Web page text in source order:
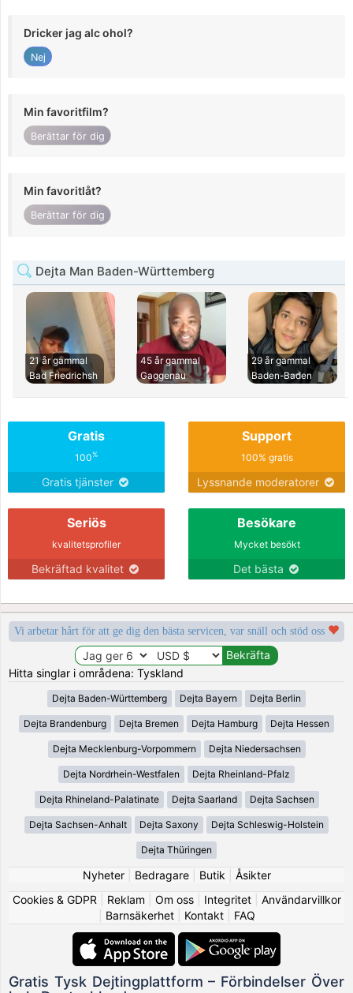
Dricker jag alc ohol?
Nej
Min favoritfilm?
Berättar för dig
Min favoritlåt?
Berättar för dig
Dejta Man Baden-Württemberg
21 år gammal
Bad Friedrichsh
45 år gammal
Gaggenau
29 år gammal
Baden-Baden
Gratis
100%
Gratis tjänster
Support
100% gratis
Lyssnande moderatorer
Seriös
kvalitetsprofiler
Bekräftad kvalitet
Besökare
Mycket besökt
Det bästa
Vi arbetar hårt för att ge dig den bästa servicen, var snäll och stöd oss
Hitta singlar i områdena: Tyskland
Dejta Baden-Württemberg Dejta Bayern Dejta Berlin
Dejta Brandenburg Dejta Bremen Dejta Hamburg Dejta Hessen
Dejta Mecklenburg-Vorpommern Dejta Niedersachsen
Dejta Nordrhein-Westfalen Dejta Rheinland-Pfalz
Dejta Rhineland-Palatinate Dejta Saarland Dejta Sachsen
Dejta Sachsen-Anhalt Dejta Saxony Dejta Schleswig-Holstein
Dejta Thüringen
Nyheter| Bedragare| Butik
Åsikter
Cookies & GDPR
Reklam Om oss| Integritet| Användarvillkor
Barnsäkerhet| Kontakt| FAQ
Gratis Tysk Dejtingplattform – Förbindelser Över